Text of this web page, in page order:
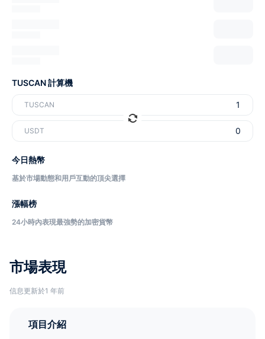
市場表現
信息更新於1 年前
項目介紹
TUSCAN 計算機
TUSCAN
USDT
今日熱幣
基於市場動態和用戶互動的頂尖選擇
漲幅榜
24小時內表現最強勢的加密貨幣